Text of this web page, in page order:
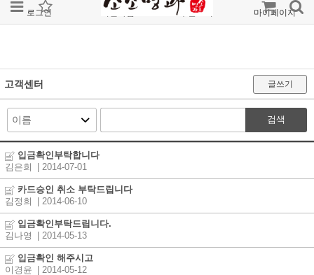
로그인 회원가입 주문조회 마이페이지
고객센터 글쓰기
검색
입금확인부탁합니다
김은희
| 2014-07-01
카드승인 취소 부탁드립니다
김정희
| 2014-06-10
입금확인부탁드립니다.
김나영
| 2014-05-13
입금확인 해주시고
이경윤
| 2014-05-12